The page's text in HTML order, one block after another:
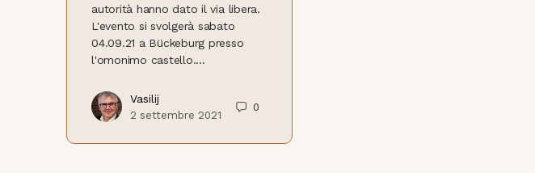
autorità hanno dato il via libera.
L'evento si svolgerà sabato
04.09.21 a Bückeburg presso
l'omonimo castello....
Vasilij
2 settembre 2021
0